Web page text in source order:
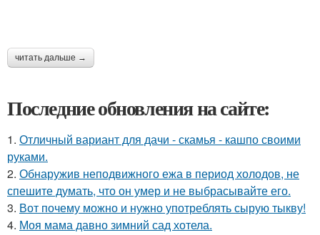
читать дальше →
Последние обновления на сайте:
1. Отличный вариант для дачи - скамья - кашпо своими
руками.
2. Обнаружив неподвижного ежа в период холодов, не
спешите думать, что он умер и не выбрасывайте его.
3. Вот почему можно и нужно употреблять сырую тыкву!
4. Моя мама давно зимний сад хотела.